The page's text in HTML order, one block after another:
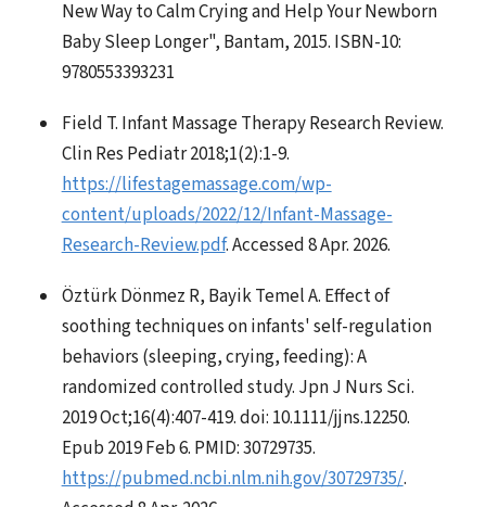
New Way to Calm Crying and Help Your Newborn
Baby Sleep Longer", Bantam, 2015. ISBN-10:
9780553393231
Field T. Infant Massage Therapy Research Review.
Clin Res Pediatr 2018;1(2):1-9.
https://lifestagemassage.com/wp-
content/uploads/2022/12/Infant-Massage-
Research-Review.pdf. Accessed 8 Apr. 2026.
Öztürk Dönmez R, Bayik Temel A. Effect of
soothing techniques on infants' self-regulation
behaviors (sleeping, crying, feeding): A
randomized controlled study. Jpn J Nurs Sci.
2019 Oct;16(4):407-419. doi: 10.1111/jjns.12250.
Epub 2019 Feb 6. PMID: 30729735.
https://pubmed.ncbi.nlm.nih.gov/30729735/.